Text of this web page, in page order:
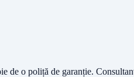
de o poliță de garanție.